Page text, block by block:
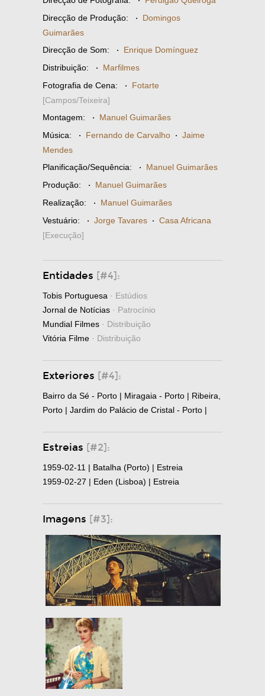
Direcção de Produção: · Domingos
Guimarães
Direcção de Som: · Enrique Domínguez
Distribuição: · Marfilmes
Fotografia de Cena: · Fotarte
[Campos/Teixeira]
Montagem: · Manuel Guimarães
Música: · Fernando de Carvalho · Jaime
Mendes
Planificação/Sequência: · Manuel Guimarães
Produção: · Manuel Guimarães
Realização: · Manuel Guimarães
Vestuário: · Jorge Tavares · Casa Africana
[Execução]
Entidades [#4]:
Tobis Portuguesa · Estúdios
Jornal de Notícias · Patrocínio
Mundial Filmes · Distribuição
Vitória Filme · Distribuição
Exteriores [#4]:
Bairro da Sé - Porto | Miragaia - Porto | Ribeira,
Porto | Jardim do Palácio de Cristal - Porto |
Estreias [#2]:
1959-02-11 | Batalha (Porto) | Estreia
1959-02-27 | Eden (Lisboa) | Estreia
Imagens [#3]: